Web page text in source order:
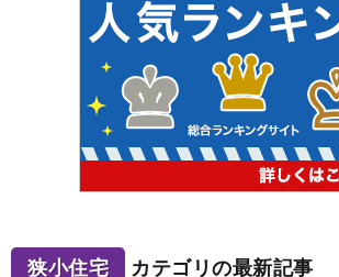
狭小住宅 カテゴリの最新記事